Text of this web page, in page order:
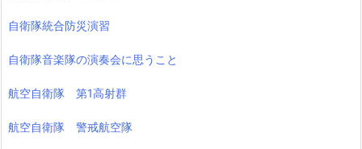
自衛隊統合防災演習
自衛隊音楽隊の演奏会に思うこと
航空自衛隊 第1高射群
航空自衛隊 警戒航空隊